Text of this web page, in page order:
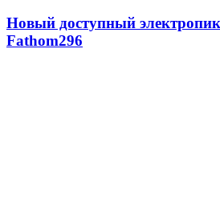
Новый доступный
Fathom296